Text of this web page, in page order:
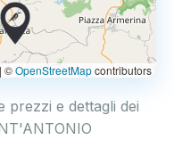
| ©OpenStreetMapcontributors
prezzi e dettagli dei